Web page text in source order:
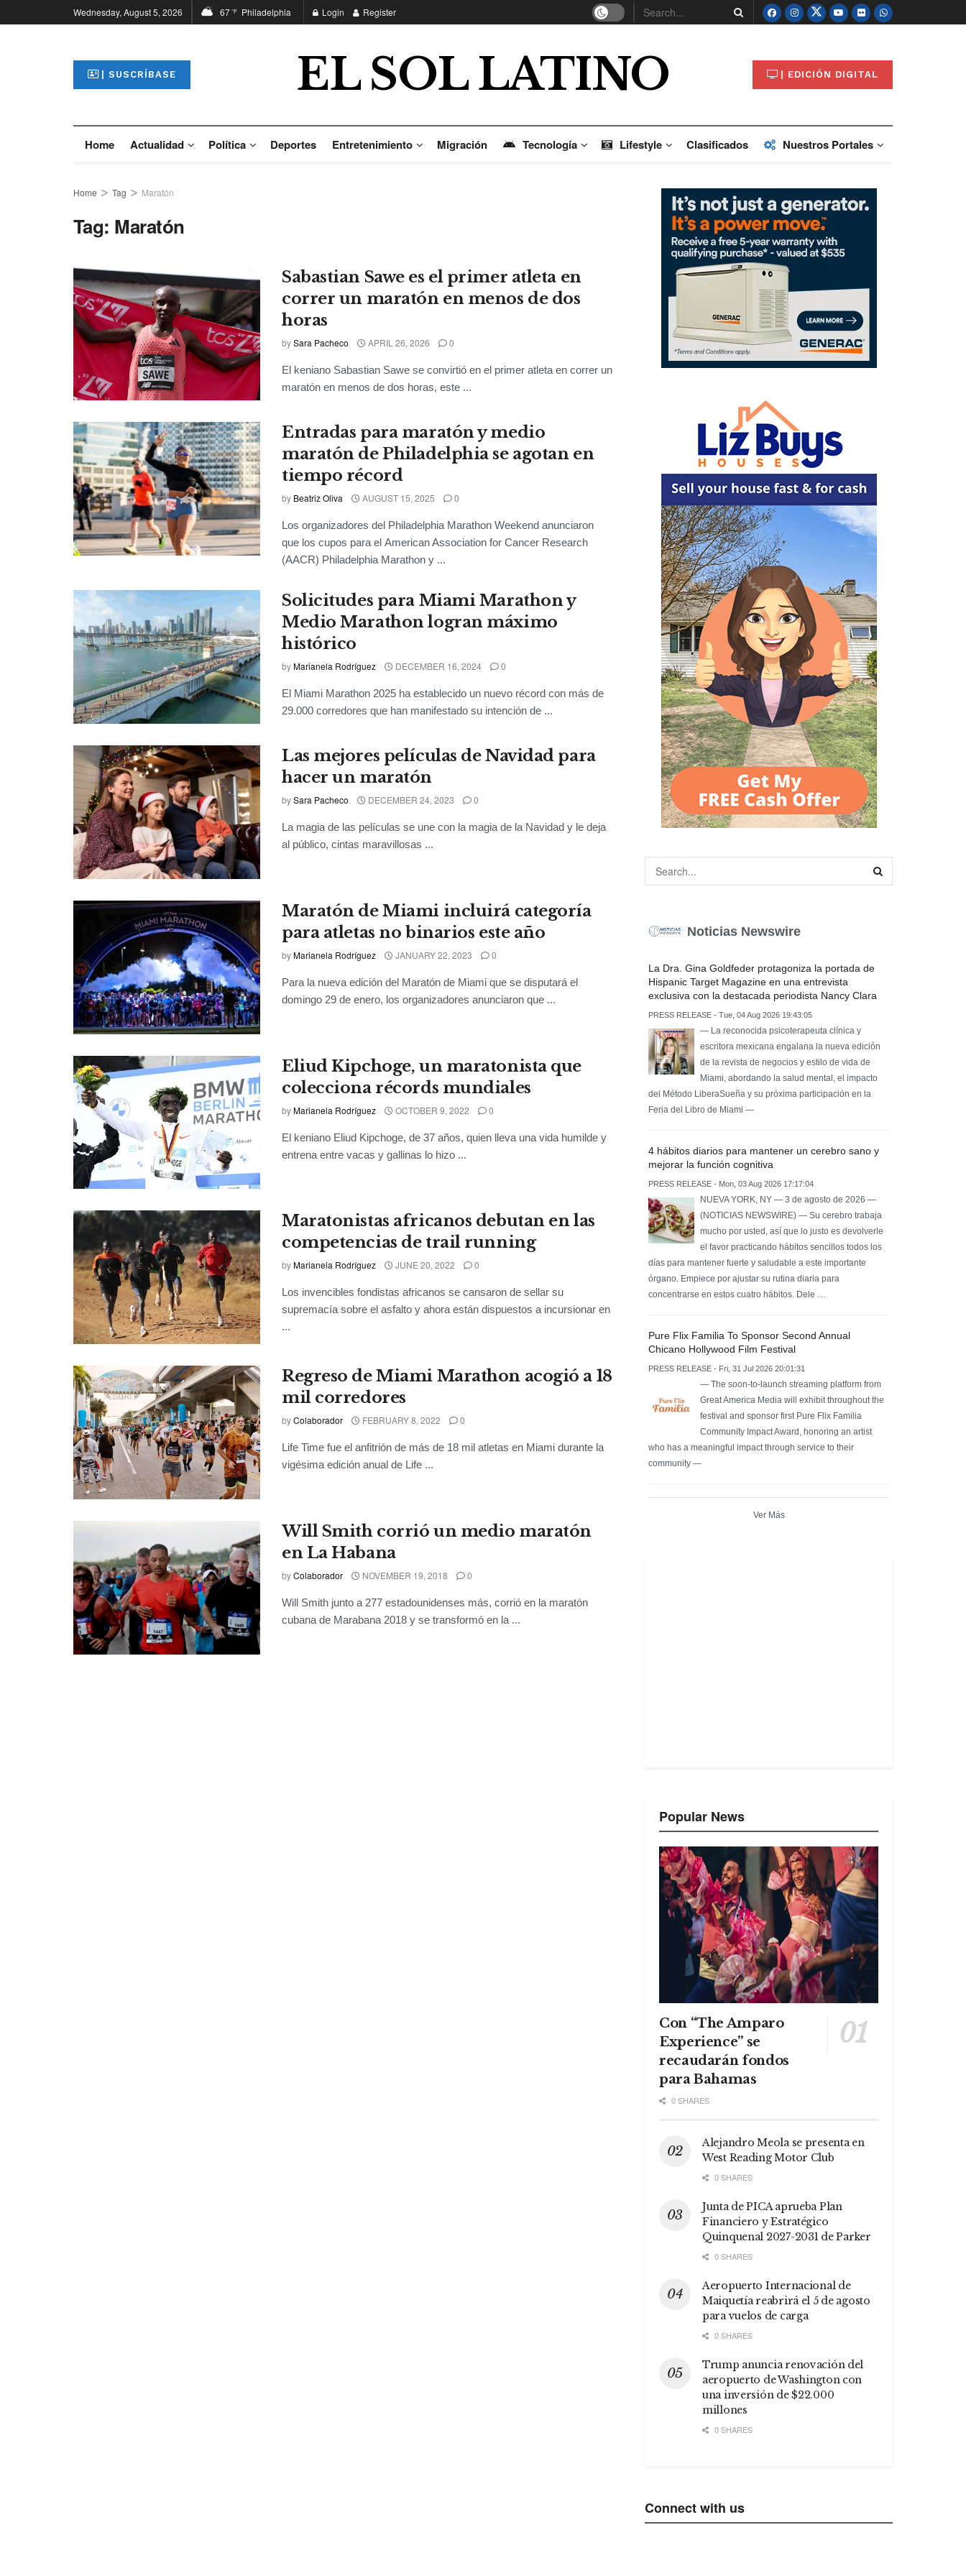
Wednesday, August 5, 2026 67°F Philadelphia Login Register
| SUSCRÍBASE EL SOL LATINO | EDICIÓN DIGITAL
Home Actualidad Política Deportes Entretenimiento Migración Tecnología Lifestyle Clasificados Nuestros Portales
Home Tag Maratón
Tag: Maratón
Sabastian Sawe es el primer atleta en
correr un maratón en menos de dos
horas
bySara Pacheco APRIL 26, 2026 0
El keniano Sabastian Sawe se convirtió en el primer atleta en correr un
maratón en menos de dos horas, este ...
Entradas para maratón y medio
maratón de Philadelphia se agotan en
tiempo récord
by Beatriz Oliva AUGUST 15, 2025 0
Los organizadores del Philadelphia Marathon Weekend anunciaron
que los cupos para el American Association for Cancer Research
(AACR) Philadelphia Marathon y ...
Solicitudes para Miami Marathon y
Medio Marathon logran máximo
histórico
byMarianela Rodríguez DECEMBER 16, 2024 0
El Miami Marathon 2025 ha establecido un nuevo récord con más de
29.000 corredores que han manifestado su intención de ...
Las mejores películas de Navidad para
hacer un maratón
bySara Pacheco DECEMBER 24, 2023 0
La magia de las películas se une con la magia de la Navidad y le deja
al público, cintas maravillosas ...
Maratón de Miami incluirá categoría
para atletas no binarios este año
byMarianela Rodríguez JANUARY 22, 2023 0
Para la nueva edición del Maratón de Miami que se disputará el
domingo 29 de enero, los organizadores anunciaron que ...
Eliud Kipchoge, un maratonista que
colecciona récords mundiales
byMarianela Rodríguez OCTOBER 9, 2022 0
El keniano Eliud Kipchoge, de 37 años, quien lleva una vida humilde y
entrena entre vacas y gallinas lo hizo ...
Maratonistas africanos debutan en las
competencias de trail running
byMarianela Rodríguez JUNE 20, 2022 0
Los invencibles fondistas africanos se cansaron de sellar su
supremacía sobre el asfalto y ahora están dispuestos a incursionar en
...
Regreso de Miami Marathon acogió a 18
mil corredores
byColaborador FEBRUARY 8, 2022 0
Life Time fue el anfitrión de más de 18 mil atletas en Miami durante la
vigésima edición anual de Life ...
Will Smith corrió un medio maratón
en La Habana
byColaborador NOVEMBER 19, 2018 0
Will Smith junto a 277 estadounidenses más, corrió en la maratón
cubana de Marabana 2018 y se transformó en la ...
Noticias Newswire
La Dra. Gina Goldfeder protagoniza la portada de
Hispanic Target Magazine en una entrevista
exclusiva con la destacada periodista Nancy Clara
PRESS RELEASE - Tue, 04 Aug 2026 19:43:05
— La reconocida psicoterapeuta clínica y
escritora mexicana engalana la nueva edición
de la revista de negocios y estilo de vida de
Miami, abordando la salud mental, el impacto
del Método LiberaSueña y su próxima participación en la
Feria del Libro de Miami —
4 hábitos diarios para mantener un cerebro sano y
mejorar la función cognitiva
PRESS RELEASE - Mon, 03 Aug 2026 17:17:04
NUEVA YORK, NY — 3 de agosto de 2026 —
(NOTICIAS NEWSWIRE) — Su cerebro trabaja
mucho por usted, así que lo justo es devolverle
el favor practicando hábitos sencillos todos los
días para mantener fuerte y saludable a este importante
órgano. Empiece por ajustar su rutina diaria para
concentrarse en estos cuatro hábitos. Dele …
Pure Flix Familia To Sponsor Second Annual
Chicano Hollywood Film Festival
PRESS RELEASE - Fri, 31 Jul 2026 20:01:31
— The soon-to-launch streaming platform from
Great America Media will exhibit throughout the
festival and sponsor first Pure Flix Familia
Community Impact Award, honoring an artist
who has a meaningful impact through service to their
community —
Ver Más
Popular News
Con “The Amparo
Experience” se
recaudarán fondos
para Bahamas
0 SHARES
Alejandro Meola se presenta en
West Reading Motor Club
0 SHARES
Junta de PICA aprueba Plan
Financiero y Estratégico
Quinquenal 2027-2031 de Parker
0 SHARES
Aeropuerto Internacional de
Maiquetía reabrirá el 5 de agosto
para vuelos de carga
0 SHARES
Trump anuncia renovación del
aeropuerto de Washington con
una inversión de $22.000
millones
0 SHARES
Connect with us